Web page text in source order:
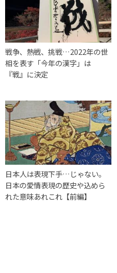
戦争、熱戦、挑戦…2022年の世
相を表す「今年の漢字」は
『戦』に決定
日本人は表現下手…じゃない。
日本の愛情表現の歴史や込めら
れた意味あれこれ【前編】